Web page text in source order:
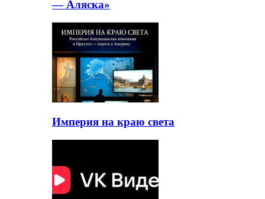
— Аляска»
Империя на краю света